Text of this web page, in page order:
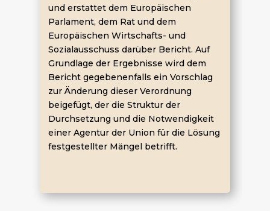
und erstattet dem Europäischen
Parlament, dem Rat und dem
Europäischen Wirtschafts- und
Sozialausschuss darüber Bericht. Auf
Grundlage der Ergebnisse wird dem
Bericht gegebenenfalls ein Vorschlag
zur Änderung dieser Verordnung
beigefügt, der die Struktur der
Durchsetzung und die Notwendigkeit
einer Agentur der Union für die Lösung
festgestellter Mängel betrifft.